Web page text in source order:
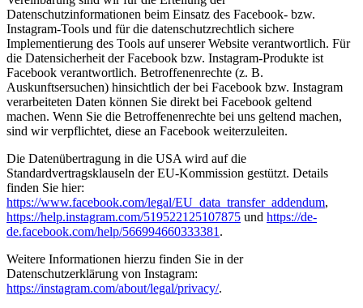
Datenschutzinformationen beim Einsatz des Facebook- bzw.
Instagram-Tools und für die datenschutzrechtlich sichere
Implementierung des Tools auf unserer Website verantwortlich. Für
die Datensicherheit der Facebook bzw. Instagram-Produkte ist
Facebook verantwortlich. Betroffenenrechte (z. B.
Auskunftsersuchen) hinsichtlich der bei Facebook bzw. Instagram
verarbeiteten Daten können Sie direkt bei Facebook geltend
machen. Wenn Sie die Betroffenenrechte bei uns geltend machen,
sind wir verpflichtet, diese an Facebook weiterzuleiten.
Die Datenübertragung in die USA wird auf die
Standardvertragsklauseln der EU-Kommission gestützt. Details
finden Sie hier:
https://www.facebook.com/legal/EU_data_transfer_addendum,
https://help.instagram.com/519522125107875 und https://de-
de.facebook.com/help/566994660333381 .
Weitere Informationen hierzu finden Sie in der
Datenschutzerklärung von Instagram:
https://instagram.com/about/legal/privacy/.